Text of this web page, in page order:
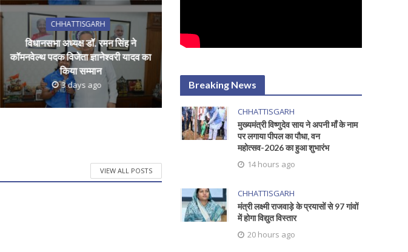
CHHATTISGARH
विधानसभा अध्यक्ष डॉ. रमन सिंह ने
कॉमनवेल्थ पदक विजेता ज्ञानेश्वरी यादव का
किया सम्मान
3 days ago
VIEW ALL POSTS
Breaking News
CHHATTISGARH
मुख्यमंत्री विष्णुदेव साय ने अपनी माँ के नाम
पर लगाया पीपल का पौधा, वन
महोत्सव-2026 का हुआ शुभारंभ
14 hours ago
CHHATTISGARH
मंत्री लक्ष्मी राजवाड़े के प्रयासों से 97 गांवों
में होगा विद्युत विस्तार
20 hours ago